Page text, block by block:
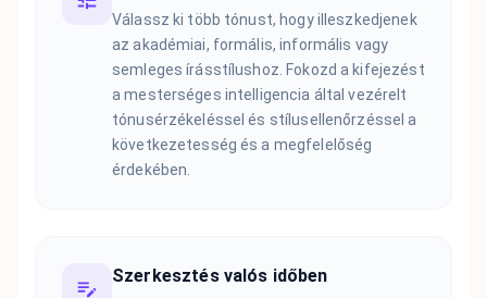
Válassz ki több tónust, hogy illeszkedjenek
az akadémiai, formális, informális vagy
semleges írásstílushoz. Fokozd a kifejezést
a mesterséges intelligencia által vezérelt
tónusérzékeléssel és stílusellenőrzéssel a
következetesség és a megfelelőség
érdekében.
Szerkesztés valós időben